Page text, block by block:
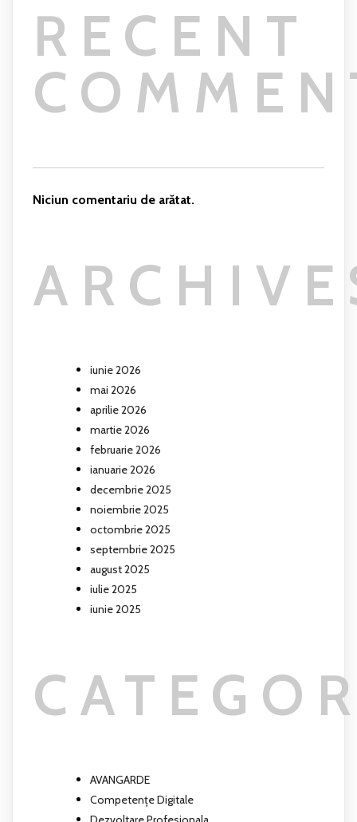
RECENT
Niciun comentariu de arătat.
iunie 2026
mai 2026
aprilie 2026
martie 2026
februarie 2026
ianuarie 2026
decembrie 2025
noiembrie 2025
octombrie 2025
septembrie 2025
august 2025
iulie 2025
iunie 2025
AVANGARDE
Competențe Digitale